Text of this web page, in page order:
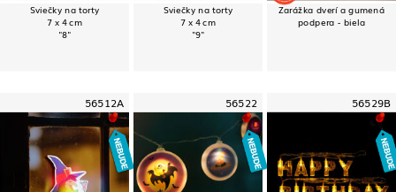
Sviečky na torty
7 x 4 cm
"8"
Sviečky na torty
7 x 4 cm
"9"
Zarážka dverí a gumená
podpera - biela
56512A 56522 56529B